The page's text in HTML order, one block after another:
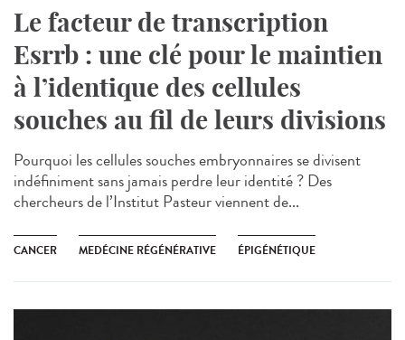
Le facteur de transcription
Esrrb : une clé pour le maintien
à l’identique des cellules
souches au fil de leurs divisions
Pourquoi les cellules souches embryonnaires se divisent
indéfiniment sans jamais perdre leur identité ? Des
chercheurs de l’Institut Pasteur viennent de...
CANCER MEDÉCINE RÉGÉNÉRATIVE ÉPIGÉNÉTIQUE